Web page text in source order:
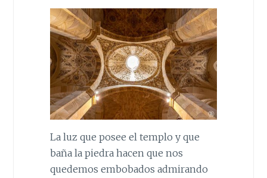
La luz que posee el templo y que
baña la piedra hacen que nos
quedemos embobados admirando